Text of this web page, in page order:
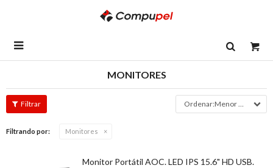

MONITORES
Menor precio
Filtrando por: Monitores
Monitor Portátil AOC. LED IPS 15.6" HD USB.